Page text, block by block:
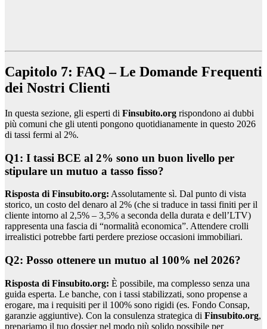
Capitolo 7: FAQ – Le Domande Frequenti
dei Nostri Clienti
In questa sezione, gli esperti di Finsubito.org rispondono ai dubbi
più comuni che gli utenti pongono quotidianamente in questo 2026
di tassi fermi al 2%.
Q1: I tassi BCE al 2% sono un buon livello per
stipulare un mutuo a tasso fisso?
Risposta di Finsubito.org: Assolutamente sì. Dal punto di vista
storico, un costo del denaro al 2% (che si traduce in tassi finiti per il
cliente intorno al 2,5% – 3,5% a seconda della durata e dell’LTV)
rappresenta una fascia di “normalità economica”. Attendere crolli
irrealistici potrebbe farti perdere preziose occasioni immobiliari.
Q2: Posso ottenere un mutuo al 100% nel 2026?
Risposta di Finsubito.org: È possibile, ma complesso senza una
guida esperta. Le banche, con i tassi stabilizzati, sono propense a
erogare, ma i requisiti per il 100% sono rigidi (es. Fondo Consap,
garanzie aggiuntive). Con la consulenza strategica di Finsubito.org,
prepariamo il tuo dossier nel modo più solido possibile per